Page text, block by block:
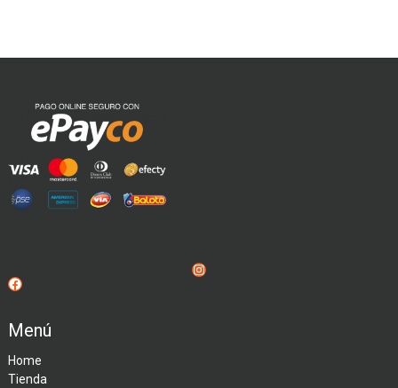
Instagram
Facebook
Menú
Home
Tienda